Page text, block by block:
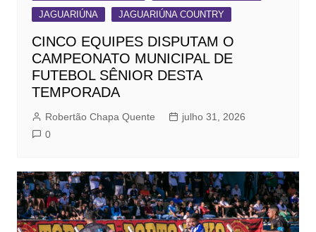
JAGUARIÚNA
JAGUARIÚNA COUNTRY
CINCO EQUIPES DISPUTAM O
CAMPEONATO MUNICIPAL DE
FUTEBOL SÊNIOR DESTA
TEMPORADA
Robertão Chapa Quente
julho 31, 2026
0